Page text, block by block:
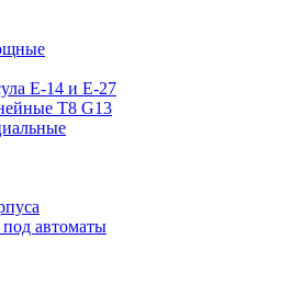
Е-14 и Е-27
T8 G13
автоматы